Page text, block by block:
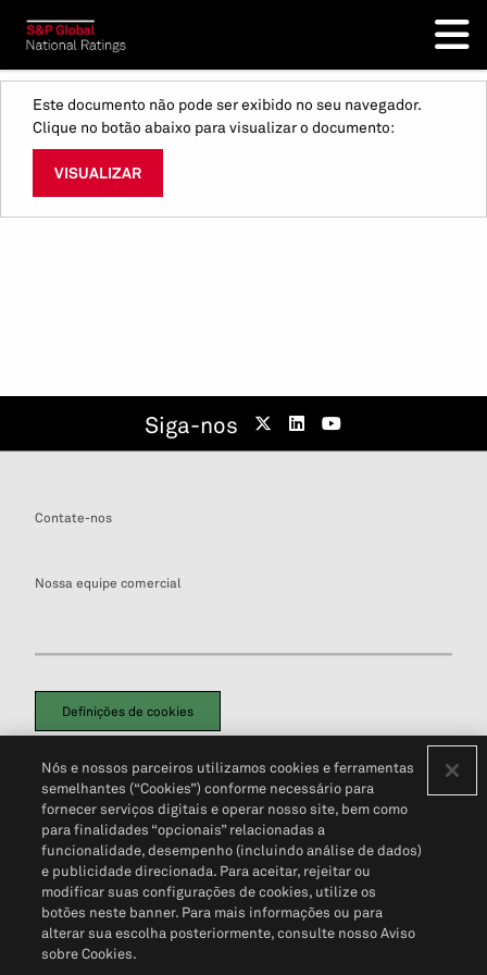
Este documento não pode ser exibido no seu navegador.
Clique no botão abaixo para visualizar o documento:
VISUALIZAR
Siga-nos
Contate-nos
Nossa equipe comercial
Definições de cookies
Política de PrivacidadePortal de privacidade do cliente (em inglês)
Não Venda Minhas Informações Pessoais© 2026 S&P Global
Nós e nossos parceiros utilizamos cookies e ferramentas
semelhantes (“Cookies”) conforme necessário para
fornecer serviços digitais e operar nosso site, bem como
para finalidades “opcionais” relacionadas a
funcionalidade, desempenho (incluindo análise de dados)
e publicidade direcionada. Para aceitar, rejeitar ou
modificar suas configurações de cookies, utilize os
botões neste banner. Para mais informações ou para
alterar sua escolha posteriormente, consulte nosso Aviso
sobre Cookies.